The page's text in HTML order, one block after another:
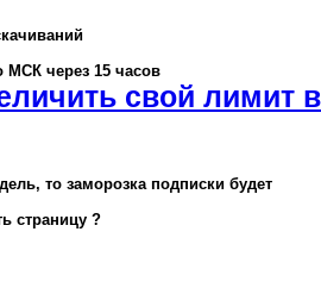
МСК через 15 часов
свой лимит в
то заморозка подписки будет
страницу ?